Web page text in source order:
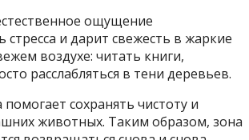
ощущение
и дарит свежесть в жаркие
воздухе: читать книги,
расслабляться в тени деревьев.
сохранять чистоту и
животных. Таким образом, зона